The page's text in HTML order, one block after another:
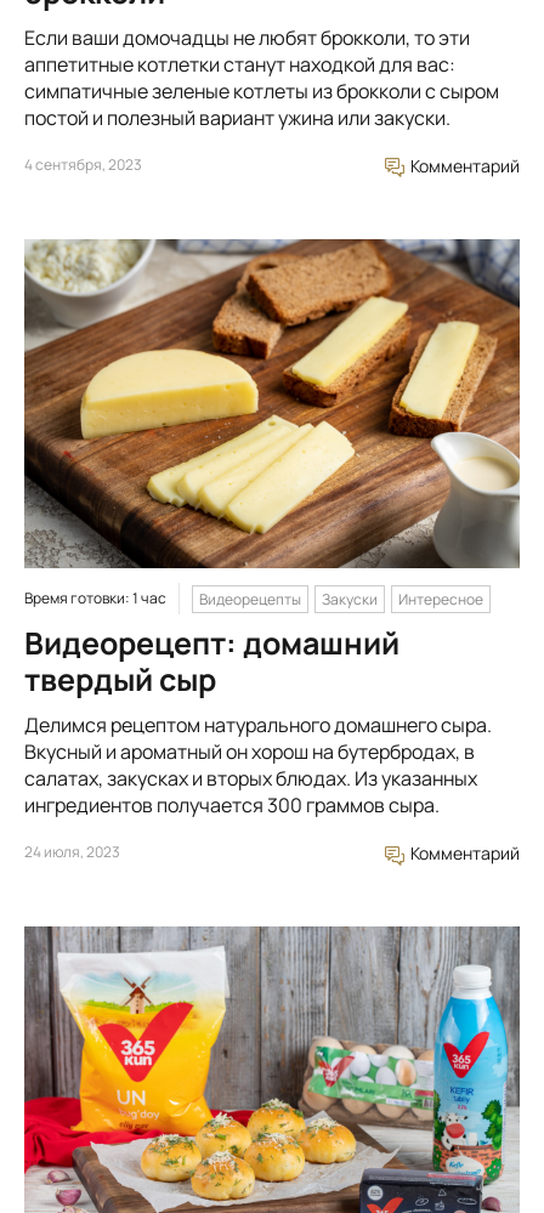
Если ваши домочадцы не любят брокколи, то эти
аппетитные котлетки станут находкой для вас:
симпатичные зеленые котлеты из брокколи с сыром
постой и полезный вариант ужина или закуски.
4 сентября, 2023 Комментарий
Время готовки: 1 час Видеорецепты Закуски Интересное
Видеорецепт: домашний
твердый сыр
Делимся рецептом натурального домашнего сыра.
Вкусный и ароматный он хорош на бутербродах, в
салатах, закусках и вторых блюдах. Из указанных
ингредиентов получается 300 граммов сыра.
24 июля, 2023 Комментарий